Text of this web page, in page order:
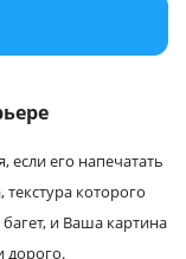
если его напечатать
текстура которого
и Ваша картина
дорого.